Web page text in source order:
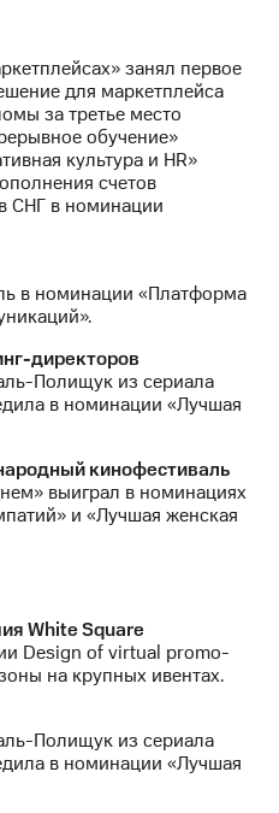
занял первое
для маркетплейса
за третье место
обучение»
культура и HR»
счетов
СНГ в номинации
в номинации «Платформа
директоров
Полищук из сериала
в номинации «Лучшая
кинофестиваль
выиграл в номинациях
и «Лучшая женская
White Square
Design of virtual promo-
на крупных ивентах.
Полищук из сериала
в номинации «Лучшая